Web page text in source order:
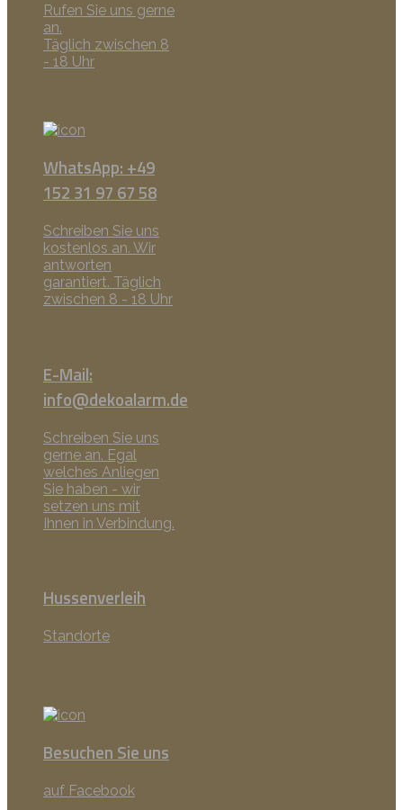
Rufen Sie uns gerne
an.
Täglich zwischen 8
- 18 Uhr
WhatsApp: +49
152 31 97 67 58
Schreiben Sie uns
kostenlos an. Wir
antworten
garantiert. Täglich
zwischen 8 - 18 Uhr
E-Mail:
info@dekoalarm.de
Schreiben Sie uns
gerne an. Egal
welches Anliegen
Sie haben - wir
setzen uns mit
Ihnen in Verbindung.
Hussenverleih
Standorte
Besuchen Sie uns
auf Facebook